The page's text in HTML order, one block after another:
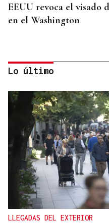
EEUU revoca el visado
en el Washington
NEGOCIACIÓN
Estados Unidos ve
inminente con Irán
Lo último
LLEGADAS DEL EXTERIOR